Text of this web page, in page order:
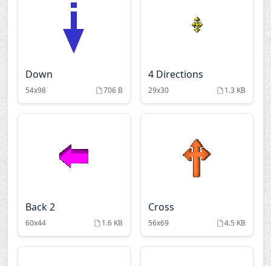
Down
54x98 706 B
4 Directions
29x30 1.3 KB
Back 2
60x44 1.6 KB
Cross
56x69 4.5 KB